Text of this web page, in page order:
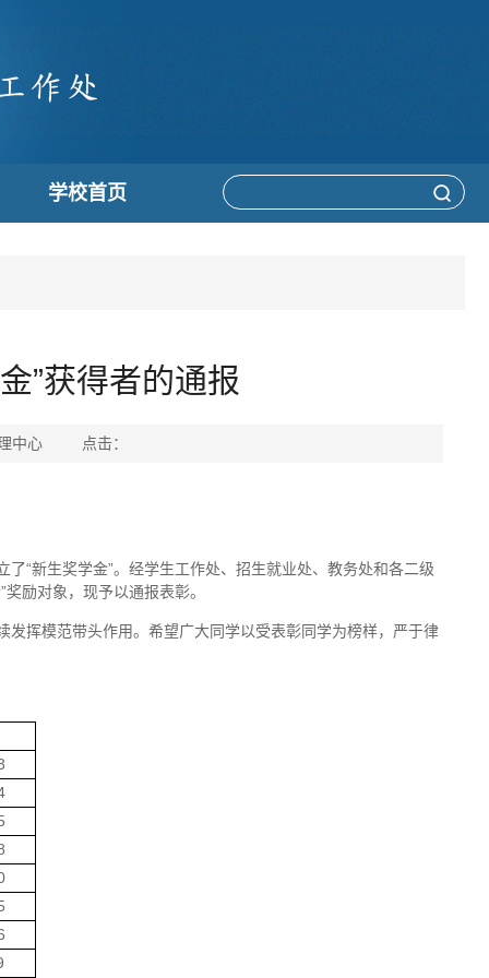
学校首页
”获得者的通报
理中心 点击：
“新生奖学金”。经学生工作处、招生就业处、教务处和各二级
励对象，现予以通报表彰。
挥模范带头作用。希望广大同学以受表彰同学为榜样，严于律